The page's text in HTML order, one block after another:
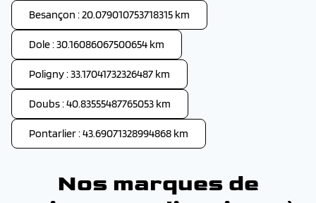
Besançon : 20.079010753718315 km
Dole : 30.16086067500654 km
Poligny : 33.17041732326487 km
Doubs : 40.83555487765053 km
Pontarlier : 43.69071328994868 km
Nos marques de